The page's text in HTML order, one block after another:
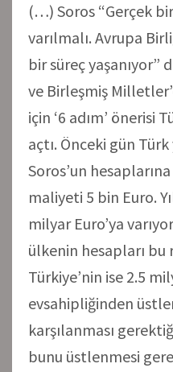
(…) Soros “Gerçek
varılmalı. Avrupa
bir süreç yaşanıyor”
ve Birleşmiş
için ‘6 adım’ önerisi
açtı. Önceki gün
Soros’un
maliyeti 5 bin Euro.
milyar Euro’ya
ülkenin hesapları bu
Türkiye’nin ise 2.5
evsahipliğinden
karşılanması
bunu üstlenmesi